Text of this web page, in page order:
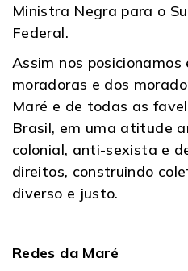
Ministra Negra para o
Federal.
Assim nos
moradoras e dos
Maré e de todas as
Brasil, em uma atitude
colonial, anti-sexista e
direitos, construindo
diverso e justo.
Redes da Maré